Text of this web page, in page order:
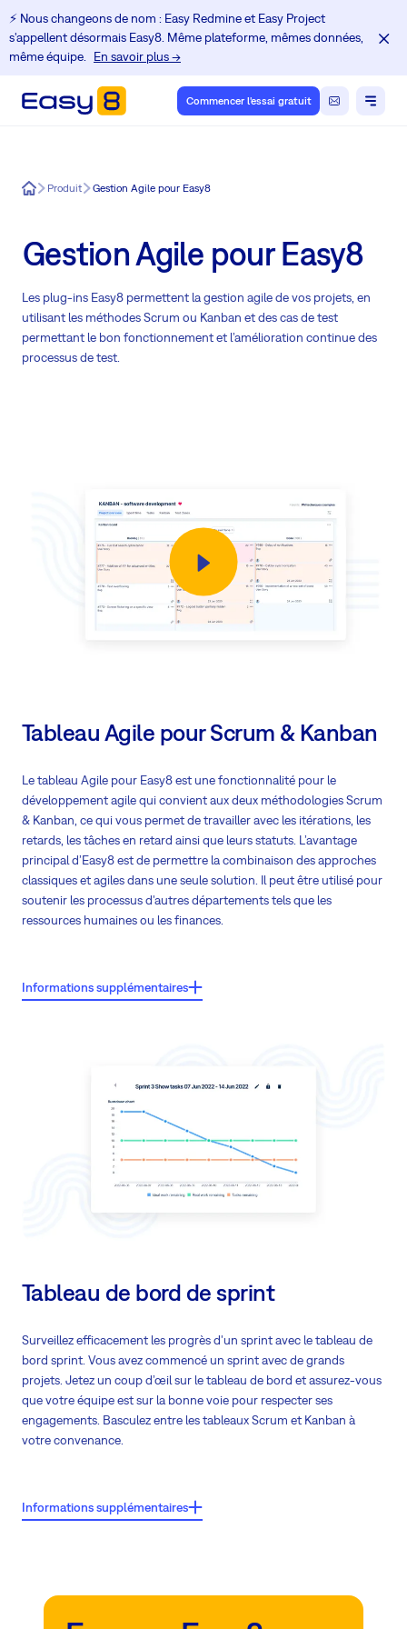
⚡️ Nous changeons de nom : Easy Redmine et Easy Project
s'appellent désormais Easy8. Même plateforme, mêmes données,
même équipe.
En savoir plus →
Commencer l'essai gratuit
Easy8Produit Gestion Agile pour Easy8
Gestion Agile pour Easy8
Les plug-ins Easy8 permettent la gestion agile de vos projets, en
utilisant les méthodes Scrum ou Kanban et des cas de test
permettant le bon fonctionnement et l’amélioration continue des
processus de test.
Tableau Agile pour Scrum & Kanban
Le tableau Agile pour Easy8 est une fonctionnalité pour le
développement agile qui convient aux deux méthodologies Scrum
& Kanban, ce qui vous permet de travailler avec les itérations, les
retards, les tâches en retard ainsi que leurs statuts. L’avantage
principal d’Easy8 est de permettre la combinaison des approches
classiques et agiles dans une seule solution. Il peut être utilisé pour
soutenir les processus d'autres départements tels que les
ressources humaines ou les finances.
Tâches triées par couloirs en fonction des utilisateurs
Nombre illimité d’itérations
Filtres de tâche et recherche sur le tableau
Informations supplémentaires
Tableau de bord de sprint
Surveillez efficacement les progrès d'un sprint avec le tableau de
bord sprint. Vous avez commencé un sprint avec de grands
projets. Jetez un coup d’œil sur le tableau de bord et assurez-vous
que votre équipe est sur la bonne voie pour respecter ses
engagements. Basculez entre les tableaux Scrum et Kanban à
votre convenance.
mesures pour y remédier
Informations supplémentaires